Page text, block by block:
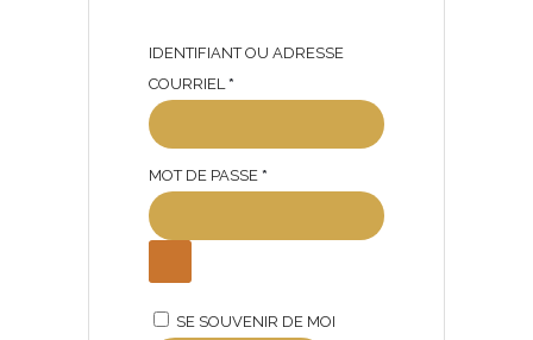
IDENTIFIANT OU ADRESSE
COURRIEL*
L
I
A
I
MOT DE PASSE *
L
A
SE SOUVENIR DE MOI